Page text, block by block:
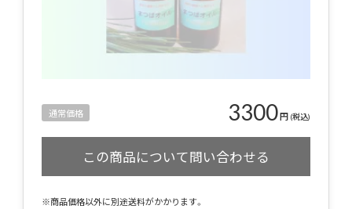
通常価格 3300円 (税込)
※商品価格以外に別途送料がかかります。